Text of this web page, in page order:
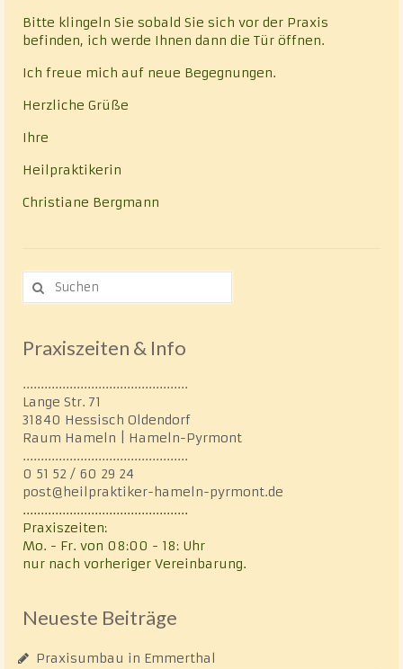
Bitte klingeln Sie sobald Sie sich vor der Praxis
befinden, ich werde Ihnen dann die Tür öffnen.
Ich freue mich auf neue Begegnungen.
Herzliche Grüße
Ihre
Heilpraktikerin
Christiane Bergmann
Suche
nach:
Praxiszeiten & Info
..............................................
Lange Str. 71
31840 Hessisch Oldendorf
Raum Hameln | Hameln-Pyrmont
..............................................
0 51 52 / 60 29 24
post@heilpraktiker-hameln-pyrmont.de
..............................................
Praxiszeiten:
Mo. - Fr. von 08:00 - 18: Uhr
nur nach vorheriger Vereinbarung.
Neueste Beiträge
Praxisumbau in Emmerthal